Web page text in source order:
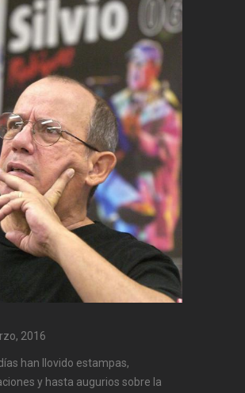
2016
han llovido estampas,
y hasta augurios sobre la